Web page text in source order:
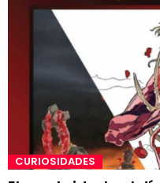
CURIOSIDADES